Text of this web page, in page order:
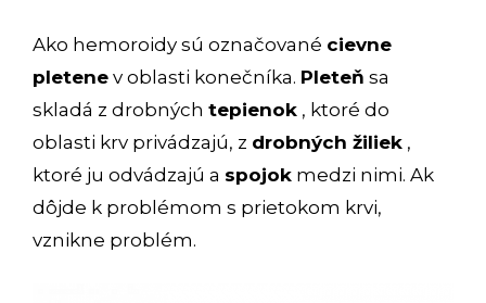
Ako hemoroidy sú označované cievne
pletene v oblasti konečníka. Pleteň sa
skladá z drobných tepienok , ktoré do
oblasti krv privádzajú, z drobných žiliek ,
ktoré ju odvádzajú a spojok medzi nimi. Ak
dôjde k problémom s prietokom krvi,
vznikne problém.